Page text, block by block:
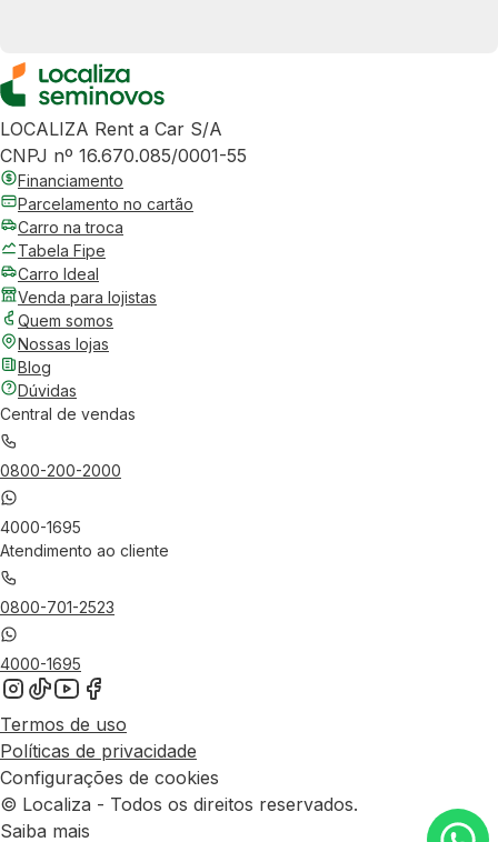
LOCALIZA Rent a Car S/A
CNPJ nº 16.670.085/0001-55
Financiamento
Parcelamento no cartão
Carro na troca
Tabela Fipe
Carro Ideal
Venda para lojistas
Quem somos
Nossas lojas
Blog
Dúvidas
Central de vendas
0800-200-2000
4000-1695
Atendimento ao cliente
0800-701-2523
4000-1695
Termos de uso
Políticas de privacidade
Configurações de cookies
© Localiza - Todos os direitos reservados.
Saiba mais